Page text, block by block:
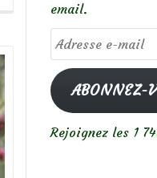
email.
Adresse
e-
mailABONNEZ-
Rejoignez les 1